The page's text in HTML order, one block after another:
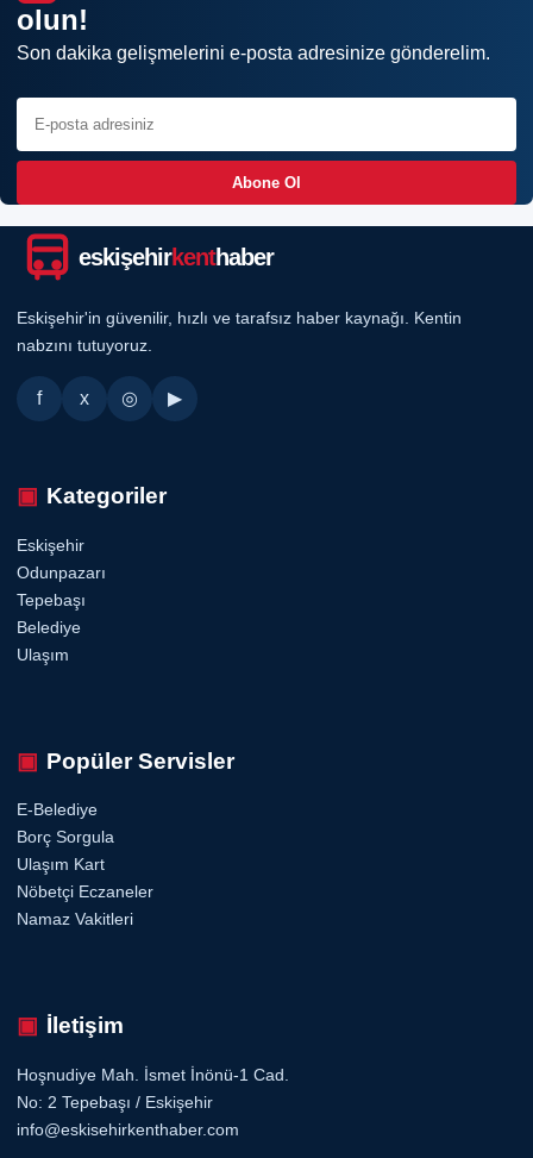
olun!
Son dakika gelişmelerini e-posta adresinize gönderelim.
Abone Ol
eskişehirkenthaber
Eskişehir'in güvenilir, hızlı ve tarafsız haber kaynağı. Kentin
nabzını tutuyoruz.
f x ◎ ▶
Kategoriler
Eskişehir
Odunpazarı
Tepebaşı
Belediye
Ulaşım
Popüler Servisler
E-Belediye
Borç Sorgula
Ulaşım Kart
Nöbetçi Eczaneler
Namaz Vakitleri
İletişim
Hoşnudiye Mah. İsmet İnönü-1 Cad.
No: 2 Tepebaşı / Eskişehir
info@eskisehirkenthaber.com